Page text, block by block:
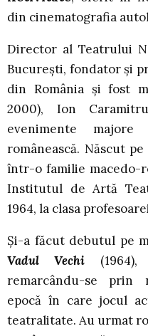
din cinematografia
Director al Teatrului
Bucureşti, fondator şi
din România şi fost
2000), Ion
evenimente
românească. Născut
într-o familie macedo-
Institutul de Artă
1964, la clasa
Şi-a făcut debutul pe
Vadul Vechi
remarcându-se prin
epocă în care jocul
teatralitate. Au urmat